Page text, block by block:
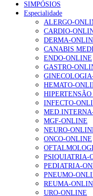
SIMPÓSIOS
Especialidade
ALERGO-
CARDIO-
DERMA-
CANABIS
ENDO-ONLINE
GASTRO-
HEMATO-
INFECTO-
MGF-ONLINE
NEURO-
ONCO-ONLINE
PSIQUIATRIA-
PEDIATRIA-
PNEUMO-
REUMA-
URO-ONLINE